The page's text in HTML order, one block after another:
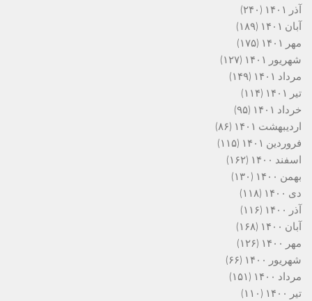
آذر ۱۴۰۱
(۲۴۰)
آبان ۱۴۰۱
(۱۸۹)
مهر ۱۴۰۱
(۱۷۵)
شهریور ۱۴۰۱
(۱۲۷)
مرداد ۱۴۰۱
(۱۴۹)
تیر ۱۴۰۱
(۱۱۴)
خرداد ۱۴۰۱
(۹۵)
اردیبهشت ۱۴۰۱
(۸۶)
فروردین ۱۴۰۱
(۱۱۵)
اسفند ۱۴۰۰
(۱۶۲)
بهمن ۱۴۰۰
(۱۳۰)
دی ۱۴۰۰
(۱۱۸)
آذر ۱۴۰۰
(۱۱۶)
آبان ۱۴۰۰
(۱۶۸)
مهر ۱۴۰۰
(۱۲۶)
شهریور ۱۴۰۰
(۶۶)
مرداد ۱۴۰۰
(۱۵۱)
تیر ۱۴۰۰
(۱۱۰)